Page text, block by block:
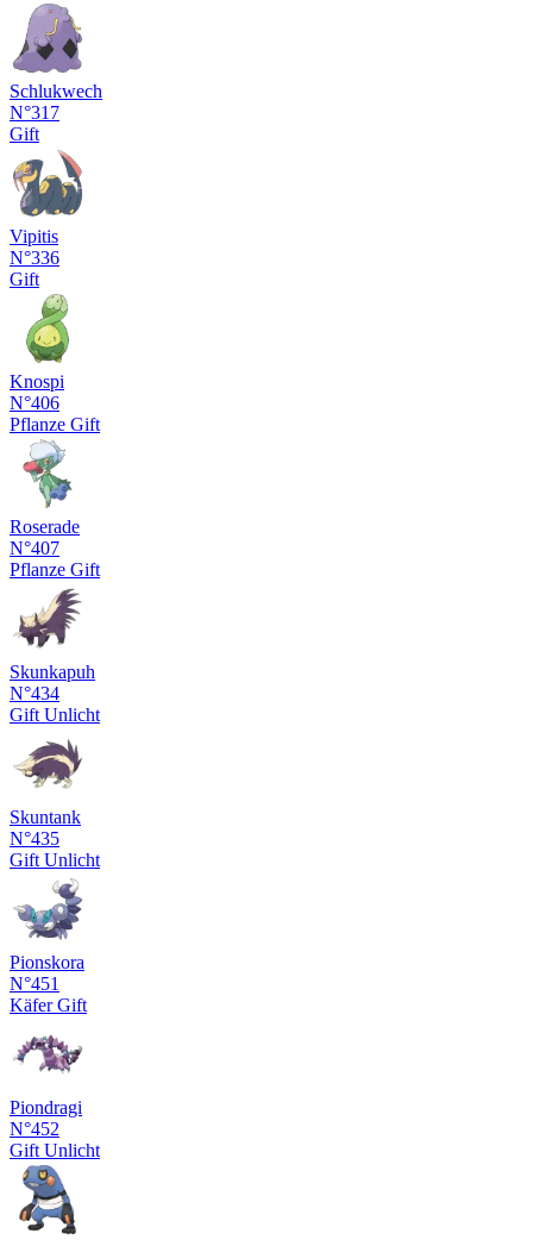
Schlukwech
N°317
Gift
Vipitis
N°336
Gift
Knospi
N°406
Pflanze Gift
Roserade
N°407
Pflanze Gift
Skunkapuh
N°434
Gift Unlicht
Skuntank
N°435
Gift Unlicht
Pionskora
N°451
KäferGift
Piondragi
N°452
Gift Unlicht